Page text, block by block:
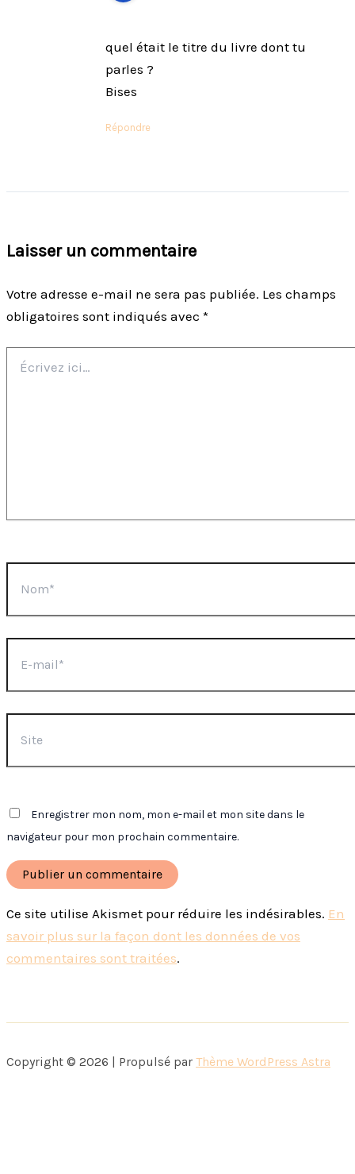
quel était le titre du livre dont tu
parles ?
Bises
Répondre
Laisser un commentaire
Votre adresse e-mail ne sera pas publiée. Les champs
obligatoires sont indiqués avec *
ici…
mail*
Enregistrer mon nom, mon e-mail et mon site dans le
navigateur pour mon prochain commentaire.
Ce site utilise Akismet pour réduire les indésirables. En
savoir plus sur la façon dont les données de vos
commentaires sont traitées.
Copyright © 2026 | Propulsé par Thème WordPress Astra